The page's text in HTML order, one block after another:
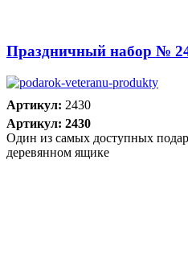
Праздничный набор №
Артикул: 2430
Артикул: 2430
Один из самых доступных
деревянном ящике